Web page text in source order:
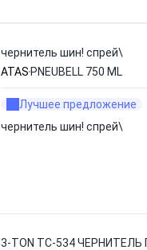
чернитель шин! спрей\
ATAS PNEUBELL 750 ML
Лучшее предложение
чернитель шин! спрей\
3-TON ТC-534